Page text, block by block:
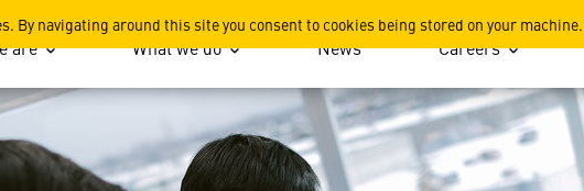
By navigating around this site you consent to cookies being stored on your machine.
mondial du F-35 :
are What we do News Careers